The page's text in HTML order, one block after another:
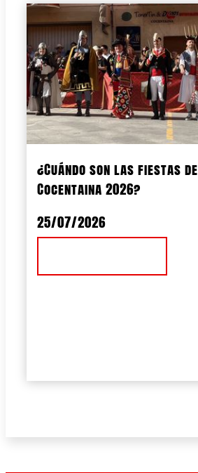
¿Cuándo son las fiestas de
Cocentaina 2026?
25/07/2026